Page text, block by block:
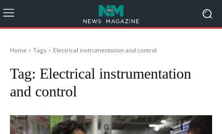
Home Tags Electrical instrumentation and control
Tag: Electrical instrumentation
and control